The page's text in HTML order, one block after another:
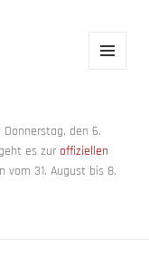
Donnerstag, den 6.
es zur offiziellen
vom 31. August bis 8.